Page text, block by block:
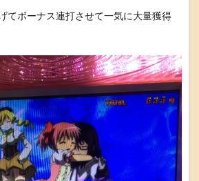
てボーナス連打させて一気に大量獲得